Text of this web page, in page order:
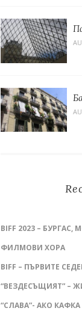
BIFF 2023 –
ФИЛМОВИ ХОРА
BIFF – ПЪРВИТЕ
“ВЕЗДЕСЪЩИЯТ” –
“СЛАВА”- АКО